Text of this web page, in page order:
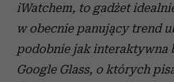
iWatchem, to gadżet
w obecnie panujący trend
podobnie jak interaktywna
Google Glass, o których